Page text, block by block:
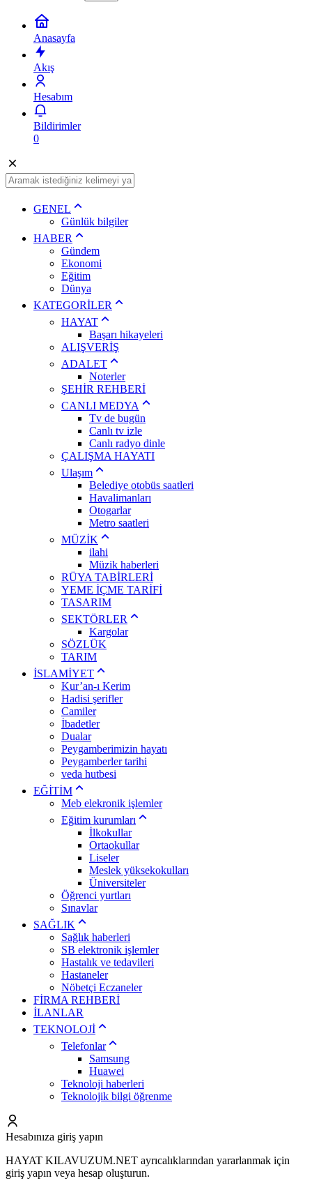
Anasayfa
Akış
Hesabım
Bildirimler
0
GENEL
Günlük bilgiler
HABER
Gündem
Ekonomi
Eğitim
Dünya
KATEGORİLER
HAYAT
Başarı hikayeleri
ALIŞVERİŞ
ADALET
Noterler
ŞEHİR REHBERİ
CANLI MEDYA
Tv de bugün
Canlı tv izle
Canlı radyo dinle
ÇALIŞMA HAYATI
Ulaşım
Belediye otobüs saatleri
Havalimanları
Otogarlar
Metro saatleri
MÜZİK
ilahi
Müzik haberleri
RÜYA TABİRLERİ
YEME İÇME TARİFİ
TASARIM
SEKTÖRLER
Kargolar
SÖZLÜK
TARIM
İSLAMİYET
Kur’an-ı Kerim
Hadisi şerifler
Camiler
İbadetler
Dualar
Peygamberimizin hayatı
Peygamberler tarihi
veda hutbesi
EĞİTİM
Meb elekronik işlemler
Eğitim kurumları
İlkokullar
Ortaokullar
Liseler
Meslek yüksekokulları
Üniversiteler
Öğrenci yurtları
Sınavlar
SAĞLIK
Sağlık haberleri
SB elektronik işlemler
Hastalık ve tedavileri
Hastaneler
Nöbetçi Eczaneler
FİRMA REHBERİ
İLANLAR
TEKNOLOJİ
Telefonlar
Samsung
Huawei
Teknoloji haberleri
Teknolojik bilgi öğrenme
Hesabınıza giriş yapın
HAYAT KILAVUZUM.NET ayrıcalıklarından yararlanmak için
giriş yapın veya hesap oluşturun.